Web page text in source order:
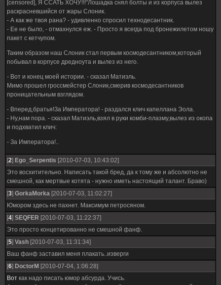
[censored], Я ССАТЬ ХОЧУ!!!"Лошадка снял болты и из корпуса вылез
раскрасневшийся от жары Слоник.
- А как же твоя рана? - удивленно спросил технодесантник.
- Ее не было, - отмахнулся еж. - Просто я всегда под бронежилетом ношу
пакет с кетчупом.
Таким образом наш Слоник стал первым космодесантником,который
побывал в корпусе дредноута и вылез из него.
- Вот и конец моей истории. - сказал Матиэль.
Мимо прошел гроссмейстер Слоник,смерив космодесантников
проницательным взглядом.
- Вперед,братья!За Императора! - раздался клич капеллана Эола.
- Ну,нам пора. - сказал Матиэль,взял в руки комби-плазму,вылез из окопа
и подхватил клич:
- За Императора!..
[2] Ego_Serpentis [2010-07-03, 10:43:02]
Это восхитительно. Написать такой бред, да к тому же и абсолютно не
смешной, как мертвые котята - нужно иметь настоящий талант. Браво)
[3] GorkaMorka [2010-07-03, 11:02:27]
Юмором здесь не пахнет. Максимум петросяном.
[4] SEQFER [2010-07-03, 11:22:37]
Это просто концетированно не смешной фанф.
[5] Vash [2010-07-03, 11:31:34]
Ваш фанф заставил меня плакать..изверги
[6] DoctorM [2010-07-04, 1:06:28]
Вот как надо писать юмор абсурда. Учись.